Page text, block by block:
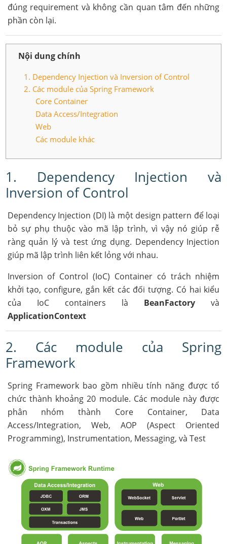
đúng requirement và không cần quan tâm đến những
phần còn lại.
Nội dung chính
1. Dependency Injection và Inversion of Control
2. Các module của Spring Framework
Core Container
Data Access/Integration
Web
Các module khác
1. Dependency Injection và
Inversion of Control
Dependency Injection (DI) là một design pattern để loại
bỏ sự phụ thuộc vào mã lập trình, vì vậy nó giúp rễ
ràng quản lý và test ứng dụng. Dependency Injection
giúp mã lập trình liên kết lỏng với nhau.
Inversion of Control (IoC) Container có trách nhiệm
khởi tạo, configure, gắn kết các đối tượng. Có hai kiểu
của IoC containers là BeanFactoryvà
ApplicationContext
2. Các module của Spring
Framework
Spring Framework bao gồm nhiều tính năng được tổ
chức thành khoảng 20 module. Các module này được
phân nhóm thành Core Container, Data
Access/Integration, Web, AOP (Aspect Oriented
Programming), Instrumentation, Messaging, và Test